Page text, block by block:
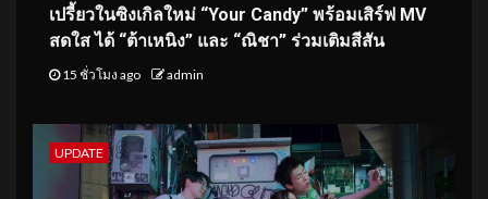
เปรี้ยวในซิงเกิลใหม่ “Your Candy” พร้อมเสิร์ฟ MV
สดใส ได้ “ต้าเหนิง” และ “ณิชา” ร่วมเติมสีสัน
15 ชั่วโมง ago admin
UPDATE